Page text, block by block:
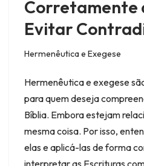
Corretamente
Evitar
Hermenêutica e Exegese
Hermenêutica e exegese
para quem deseja
Bíblia. Embora estejam
mesma coisa. Por isso,
elas e aplicá-las de forma
interpretar as Escrituras